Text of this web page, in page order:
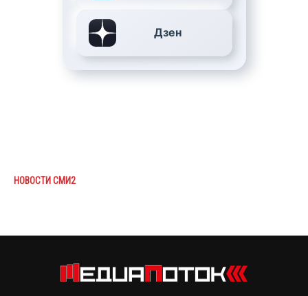
Дзен
НОВОСТИ СМИ2